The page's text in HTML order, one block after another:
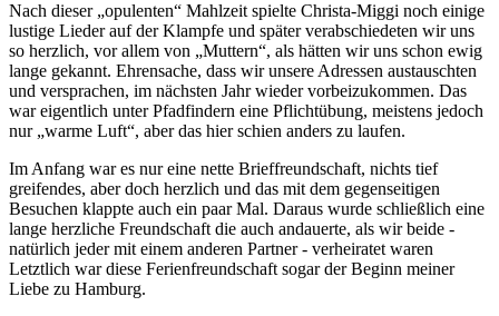
Nach dieser opulenten
Mahlzeit spielte Christa-Miggi noch einige
lustige Lieder auf der Klampfe und später verabschiedeten wir uns
so herzlich, vor allem von
Muttern , als hätten wir uns schon ewig
lange gekannt. Ehrensache, dass wir unsere Adressen austauschten
und versprachen, im nächsten Jahr wieder vorbeizukommen. Das
war eigentlich unter Pfadfindern eine Pflichtübung, meistens jedoch
nur warme Luft , aber das hier schien anders zu laufen.
Im Anfang war es nur eine nette Brieffreundschaft, nichts tief
greifendes, aber doch herzlich und das mit dem gegenseitigen
Besuchen klappte auch ein paar Mal. Daraus wurde schließlich eine
lange herzliche Freundschaft die auch andauerte, als wir beide -
natürlich jeder mit einem anderen Partner - verheiratet waren
Letztlich war diese Ferienfreundschaft sogar der Beginn meiner
Liebe zu Hamburg.